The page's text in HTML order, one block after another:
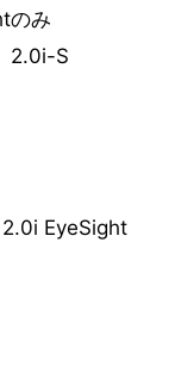
のみ
2.0i-S
2.0i EyeSight